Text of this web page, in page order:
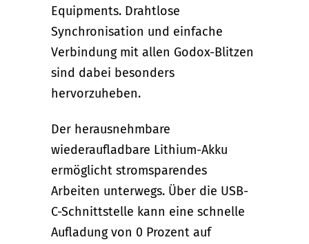
Equipments. Drahtlose
Synchronisation und einfache
Verbindung mit allen Godox-Blitzen
sind dabei besonders
hervorzuheben.
Der herausnehmbare
wiederaufladbare Lithium-Akku
ermöglicht stromsparendes
Arbeiten unterwegs. Über die USB-
C-Schnittstelle kann eine schnelle
Aufladung von 0 Prozent auf